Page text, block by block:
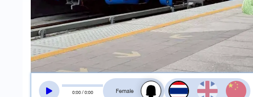
0:00/0:00
สลับเสียงอ่าน